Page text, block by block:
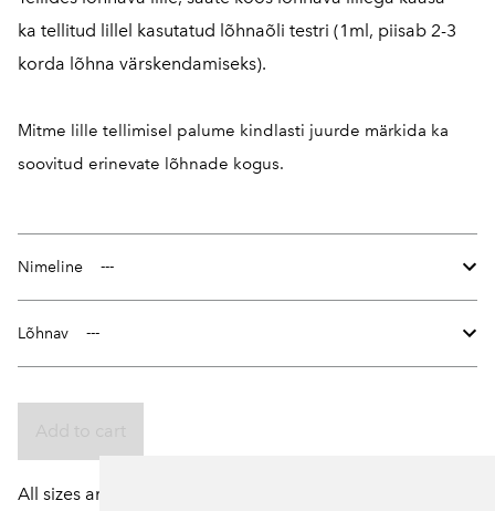
ka tellitud lillel kasutatud lõhnaõli testri (1ml, piisab 2-3
korda lõhna värskendamiseks).
Mitme lille tellimisel palume kindlasti juurde märkida ka
soovitud erinevate lõhnade kogus.
Nimeline
Lõhnav
All sizes and colors of products can be customized